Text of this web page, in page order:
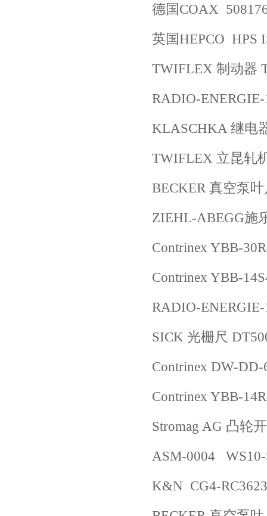
德国COAX
英国HEPCO HPS
TWIFLEX 制动器
RADIO-
KLASCHKA 继电
TWIFLEX 立昆轧
BECKER 真空泵
ZIEHL-ABEGG施
Contrinex YBB-
Contrinex YBB-
RADIO-
SICK 光栅尺
Contrinex DW-
Contrinex YBB-
Stromag AG 凸轮
ASM-0004
K&N CG4-RC3623